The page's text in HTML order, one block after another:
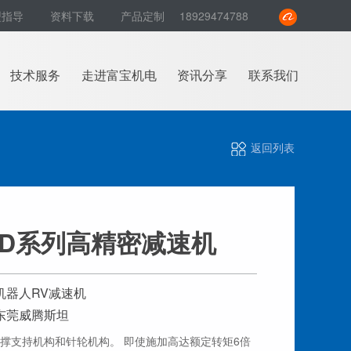
导 资料下载 产品定制 18929474788
技术服务 走进富宝机电 资讯分享 联系我们
返回列表
系列高精密减速机
器人RV减速机
莞威腾斯坦
支持机构和针轮机构。 即使施加高达额定转矩6倍